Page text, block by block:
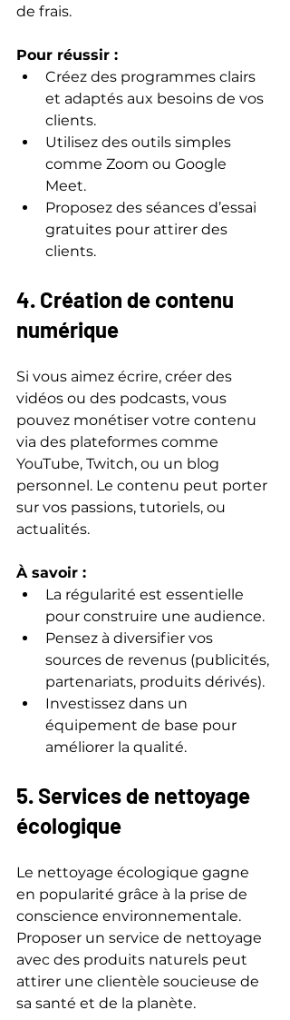
de frais.
Pour réussir :
Créez des programmes clairs
et adaptés aux besoins de vos
clients.
Utilisez des outils simples
comme Zoom ou Google
Meet.
Proposez des séances d’essai
gratuites pour attirer des
clients.
4. Création de contenu
numérique
Si vous aimez écrire, créer des
vidéos ou des podcasts, vous
pouvez monétiser votre contenu
via des plateformes comme
YouTube, Twitch, ou un blog
personnel. Le contenu peut porter
sur vos passions, tutoriels, ou
actualités.
À savoir :
La régularité est essentielle
pour construire une audience.
Pensez à diversifier vos
sources de revenus (publicités,
partenariats, produits dérivés).
Investissez dans un
équipement de base pour
améliorer la qualité.
5. Services de nettoyage
écologique
Le nettoyage écologique gagne
en popularité grâce à la prise de
conscience environnementale.
Proposer un service de nettoyage
avec des produits naturels peut
attirer une clientèle soucieuse de
sa santé et de la planète.